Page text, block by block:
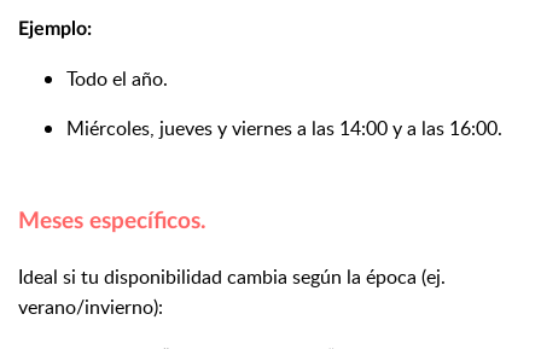
Ejemplo:
Todo el año.
Miércoles, jueves y viernes a las 14:00 y a las 16:00.
Meses específicos.
Ideal si tu disponibilidad cambia según la época (ej.
verano/invierno):